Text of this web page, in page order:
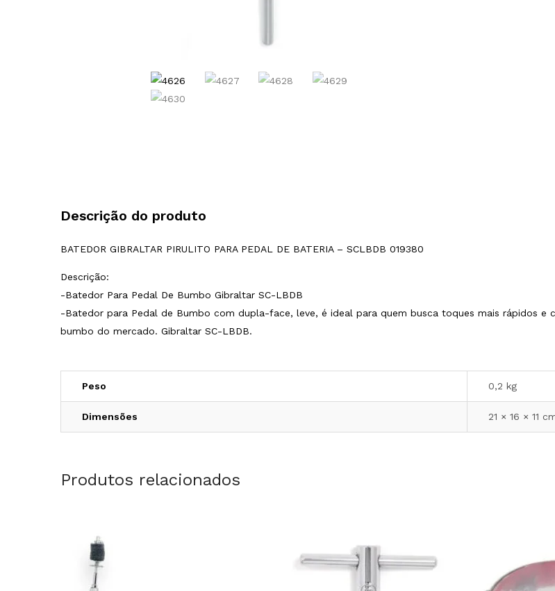
Descrição do produto
BATEDOR GIBRALTAR PIRULITO PARA PEDAL DE BATERIA – SCLBDB 019380
Descrição:
-Batedor Para Pedal De Bumbo Gibraltar SC-LBDB
-Batedor para Pedal de Bumbo com dupla-face, leve, é ideal para quem busca toques mais rápidos
bumbo do mercado. Gibraltar SC-LBDB.
Peso 0,2 kg
Dimensões 21 × 16 × 11
Produtos relacionados